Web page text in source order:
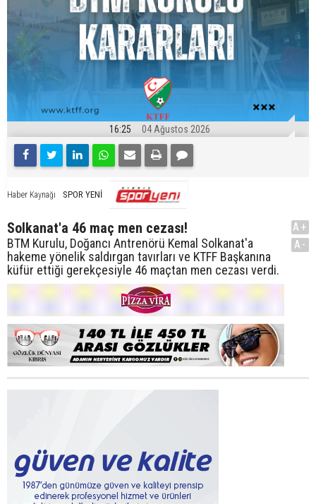
16:25 04 Ağustos 2026
Haber Kaynağı SPOR YENİ
Solkanat'a 46 maç men cezası!
BTM Kurulu, Doğancı Antrenörü Kemal Solkanat'a
hakeme yönelik saldırgan tavırları ve KTFF Başkanına
küfür ettiği gerekçesiyle 46 maçtan men cezası verdi.
A+
A-